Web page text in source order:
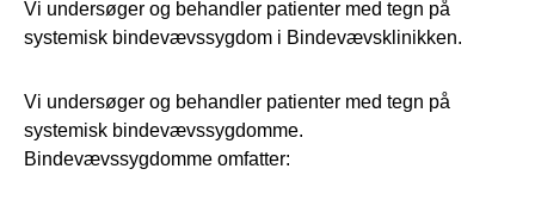
Vi undersøger og behandler patienter med tegn på
systemisk bindevævssygdom i Bindevævsklinikken.
Vi undersøger og behandler patienter med tegn på
systemisk bindevævssygdomme.
Bindevævssygdomme omfatter: